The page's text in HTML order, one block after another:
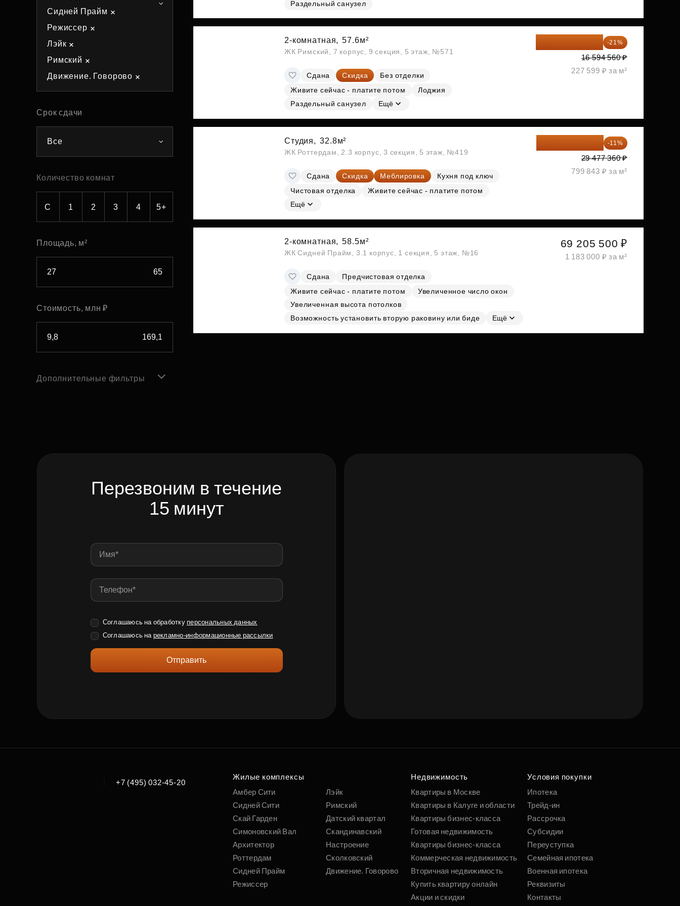
Рефинансирование
Субсидии
Сидней Прайм
Режиссер
Лэйк
Римский
Движение. Говорово
Срок сдачи
Все
Количество комнат
С 1 2 3 4 5+
Площадь, м²
Стоимость, млн ₽
Дополнительные фильтры
Раздельный санузел
2-комнатная, 57.6м²
ЖК Римский, 7 корпус, 9 секция, 5 этаж, №571
Сдана Скидка
Без отделки
Живите сейчас - платите потом
Лоджия
Раздельный санузел
Ещё
-21%
16 594 560 ₽
227 599 ₽ за м²
Студия, 32.8м²
ЖК Роттердам, 2.3 корпус, 3 секция, 5 этаж, №419
Сдана Скидка Меблировка
Кухня под ключ
Чистовая отделка
Живите сейчас - платите потом
Ещё
-11%
29 477 360 ₽
799 843 ₽ за м²
2-комнатная, 58.5м²
ЖК Сидней Прайм, 3.1 корпус, 1 секция, 5 этаж, №16
Сдана
Предчистовая отделка
Живите сейчас - платите потом
Увеличенное число окон
Увеличенная высота потолков
Возможность установить вторую раковину или биде
Ещё
69 205 500 ₽
1 183 000 ₽ за м²
Перезвоним в течение
15 минут
Соглашаюсь на обработку персональных данных
Соглашаюсь на рекламно-информационные рассылки
Отправить
+7 (495) 032-45-20
Жилые комплексы
Амбер Сити
Сидней Сити
Скай Гарден
Симоновский Вал
Архитектор
Роттердам
Сидней Прайм
Режиссер
Лэйк
Римский
Датский квартал
Скандинавский
Настроение
Сколковский
Движение. Говорово
Недвижимость
Квартиры в Москве
Квартиры в Калуге и области
Квартиры бизнес-класса
Готовая недвижимость
Квартиры бизнес-класса
Коммерческая недвижимость
Вторичная недвижимость
Купить квартиру онлайн
Акции и скидки
Условия покупки
Ипотека
Трейд-ин
Рассрочка
Субсидии
Переуступка
Семейная ипотека
Военная ипотека
Реквизиты
Контакты